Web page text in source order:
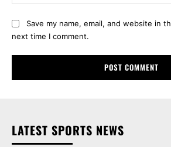
Save my name, email, and website in
next time I comment.
LATEST SPORTS NEWS